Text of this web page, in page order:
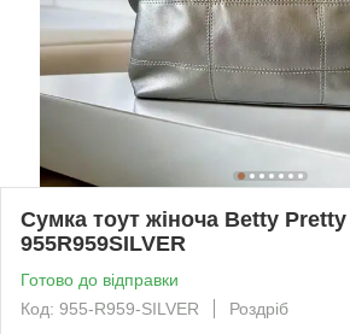
Сумка тоут жіноча Betty Pretty
955R959SILVER
Готово до відправки
Код: 955-R959-SILVER
Роздріб